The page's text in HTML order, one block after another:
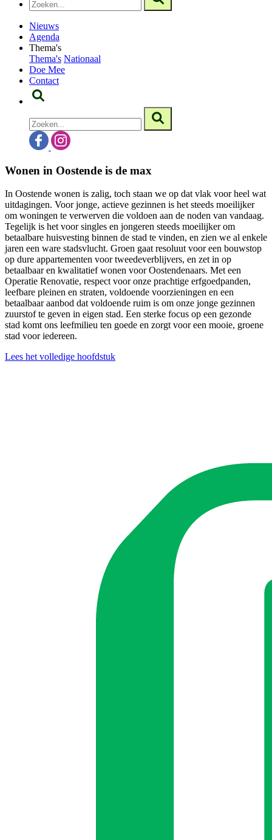
Nieuws
Agenda
Thema's
Thema's Nationaal
Doe Mee
Contact
Wonen in Oostende is de max
In Oostende wonen is zalig, toch staan we op dat vlak voor heel wat
uitdagingen. Voor jonge, actieve gezinnen is het steeds moeilijker
om woningen te verwerven die voldoen aan de noden van vandaag.
Tegelijk is het voor singles en jongeren steeds moeilijker om
betaalbare huisvesting binnen de stad te vinden, en zien we al enkele
jaren een ware stadsvlucht. Groen gaat resoluut voor een bouwstop
op dure appartementen voor tweedeverblijvers, en zet in op
betaalbaar en kwalitatief wonen voor Oostendenaars. Met een
Operatie Renovatie, respect voor onze prachtige erfgoedpanden,
leefbare pleinen en straten, voldoende voorzieningen en een
betaalbaar aanbod dat voldoende ruim is om onze jonge gezinnen
zuurstof te geven in eigen stad. Een sterke focus op een gezonde
stad komt ons leefmilieu ten goede en zorgt voor een mooie, groene
stad voor iedereen.
Lees het volledige hoofdstuk